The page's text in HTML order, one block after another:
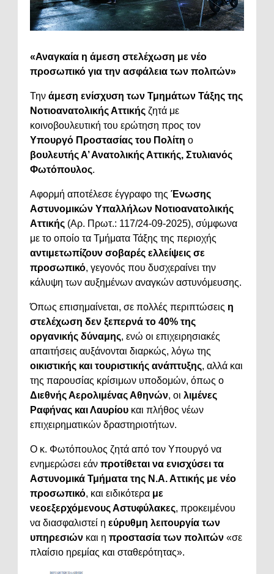
«Αναγκαία η άμεση στελέχωση με νέο
προσωπικό για την ασφάλεια των πολιτών»
Την άμεση ενίσχυση των Τμημάτων Τάξης της
Νοτιοανατολικής Αττικής ζητά με
κοινοβουλευτική του ερώτηση προς τον
Υπουργό Προστασίας του Πολίτη ο
βουλευτής Α’ Ανατολικής Αττικής, Στυλιανός
Φωτόπουλος.
Αφορμή αποτέλεσε έγγραφο της Ένωσης
Αστυνομικών Υπαλλήλων Νοτιοανατολικής
Αττικής (Αρ. Πρωτ.: 117/24-09-2025), σύμφωνα
με το οποίο τα Τμήματα Τάξης της περιοχής
αντιμετωπίζουν σοβαρές ελλείψεις σε
προσωπικό, γεγονός που δυσχεραίνει την
κάλυψη των αυξημένων αναγκών αστυνόμευσης.
Όπως επισημαίνεται, σε πολλές περιπτώσεις η
στελέχωση δεν ξεπερνά το 40% της
οργανικής δύναμης, ενώ οι επιχειρησιακές
απαιτήσεις αυξάνονται διαρκώς, λόγω της
οικιστικής και τουριστικής ανάπτυξης, αλλά και
της παρουσίας κρίσιμων υποδομών, όπως ο
Διεθνής Αερολιμένας Αθηνών, οι λιμένες
Ραφήνας και Λαυρίου και πλήθος νέων
επιχειρηματικών δραστηριοτήτων.
Ο κ. Φωτόπουλος ζητά από τον Υπουργό να
ενημερώσει εάν προτίθεται να ενισχύσει τα
Αστυνομικά Τμήματα της Ν.Α. Αττικής με νέο
προσωπικό, και ειδικότερα με
νεοεξερχόμενους Αστυφύλακες, προκειμένου
να διασφαλιστεί η εύρυθμη λειτουργία των
υπηρεσιών και η προστασία των πολιτών «σε
πλαίσιο ηρεμίας και σταθερότητας».